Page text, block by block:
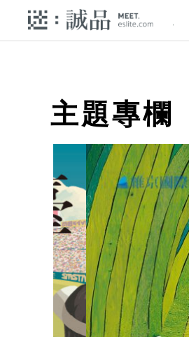
主題專欄